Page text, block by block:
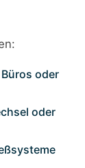
oder
oder